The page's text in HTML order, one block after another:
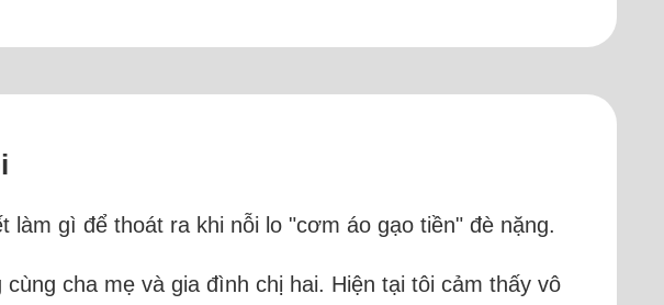
làm gì để thoát ra khi nỗi lo "cơm áo gạo tiền" đè nặng.
cha mẹ và gia đình chị hai. Hiện tại tôi cảm thấy vô